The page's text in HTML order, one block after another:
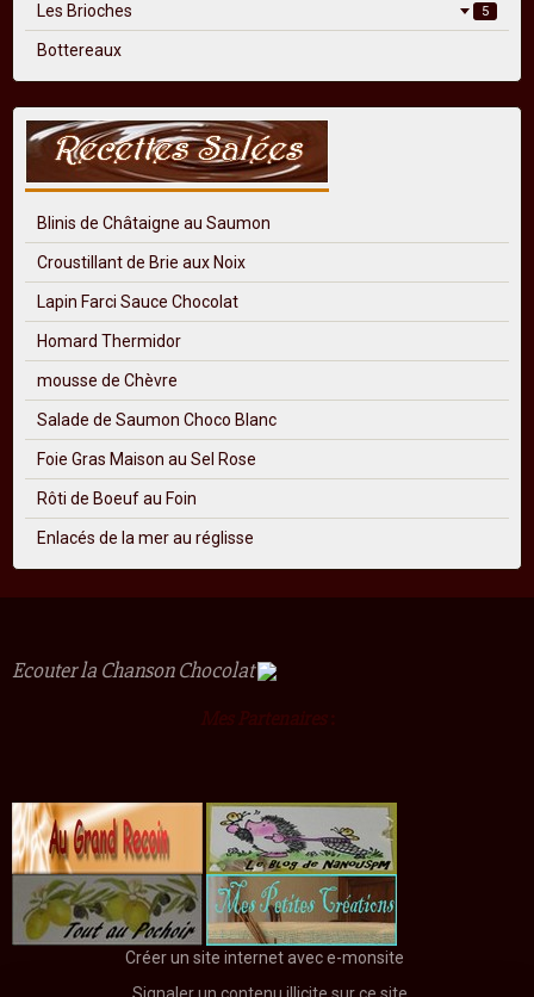
Les Brioches 5
Bottereaux
Blinis de Châtaigne au Saumon
Croustillant de Brie aux Noix
Lapin Farci Sauce Chocolat
Homard Thermidor
mousse de Chèvre
Salade de Saumon Choco Blanc
Foie Gras Maison au Sel Rose
Rôti de Boeuf au Foin
Enlacés de la mer au réglisse
Ecouter la Chanson Chocolat
Mes Partenaires:
Créer un site internet avec e-monsite
Signaler un contenu illicite sur ce site